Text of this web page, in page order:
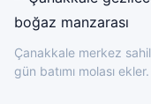
Çanakkale merkez
gün batımı molası